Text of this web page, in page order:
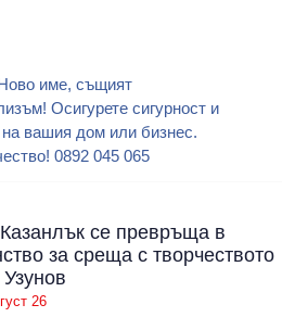
име, същият
Осигурете сигурност и
на вашия дом или бизнес.
0892 045 065
се превръща в
за среща с творчеството
26